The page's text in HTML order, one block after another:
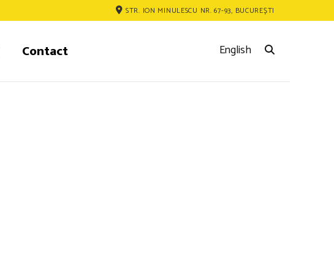
STR. ION MINULESCU NR. 67-93, BUCUREȘTI
Contact English